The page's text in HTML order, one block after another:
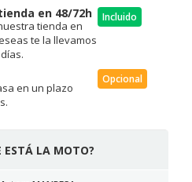
en 48/72h
tienda en
te la llevamos
Incluido
en un plazo
Opcional
ESTÁ LA MOTO?